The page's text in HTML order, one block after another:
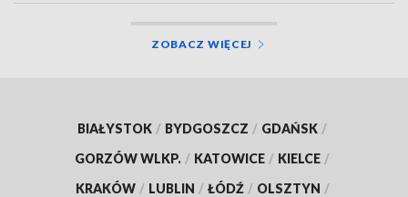
ZOBACZ WIĘCEJ
BIAŁYSTOK / BYDGOSZCZ / GDAŃSK /
GORZÓW WLKP. / KATOWICE / KIELCE /
KRAKÓW / LUBLIN / ŁÓDŹ / OLSZTYN /